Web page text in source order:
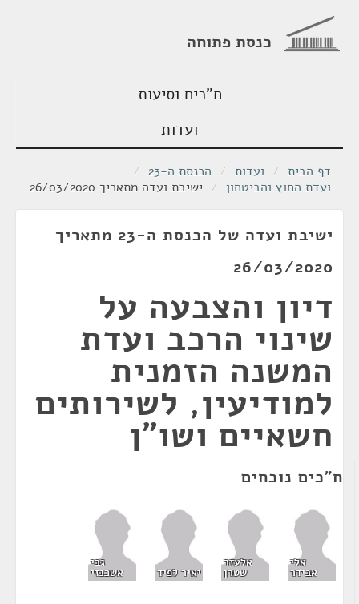
כנסת פתוחה
ח"כים וסיעות
ועדות
דף הבית / ועדות / הכנסת ה-23
/
ועדת החוץ והביטחון / ישיבת ועדה מתאריך 26/03/2020
ישיבת ועדה של הכנסת ה-23 מתאריך
26/03/2020
דיון והצבעה על
שינוי הרכב ועדת
המשנה הזמנית
למודיעין, לשירותים
חשאיים ושו"ן
ח"כים נוכחים
אלי
אבידר
אלעזר
שטרן יאיר לפיד
גבי
אשכנזי